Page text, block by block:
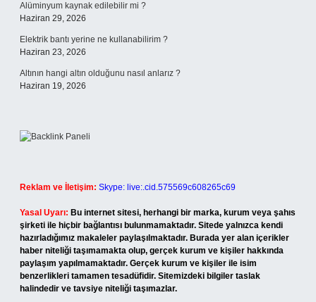
Alüminyum kaynak edilebilir mi ?
Haziran 29, 2026
Elektrik bantı yerine ne kullanabilirim ?
Haziran 23, 2026
Altının hangi altın olduğunu nasıl anlarız ?
Haziran 19, 2026
Reklam ve İletişim: Skype: live:.cid.575569c608265c69
Yasal Uyarı: Bu internet sitesi, herhangi bir marka, kurum veya şahıs
şirketi ile hiçbir bağlantısı bulunmamaktadır. Sitede yalnızca kendi
hazırladığımız makaleler paylaşılmaktadır. Burada yer alan içerikler
haber niteliği taşımamakta olup, gerçek kurum ve kişiler hakkında
paylaşım yapılmamaktadır. Gerçek kurum ve kişiler ile isim
benzerlikleri tamamen tesadüfidir. Sitemizdeki bilgiler taslak
halindedir ve tavsiye niteliği taşımazlar.